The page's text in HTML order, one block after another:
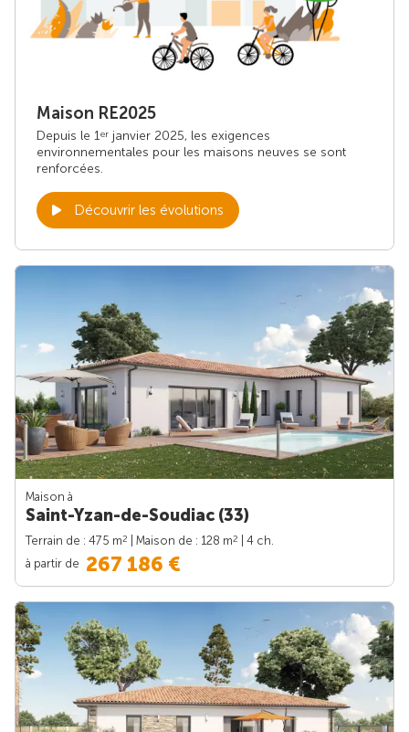
Maison RE2025
Depuis le 1er janvier 2025, les exigences
environnementales pour les maisons neuves se sont
renforcées.
Découvrir les évolutions
Maison à
Saint-Yzan-de-Soudiac (33)
Terrain de : 475 m2 | Maison de : 128 m2
| 4 ch.
à partir de 267 186 €